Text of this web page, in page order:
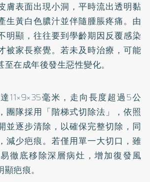
膚表面出現小洞，平時流出透明黏
生黃白色膿汁並伴隨腫脹疼痛。由
明顯，往往要到學齡期因反覆感染
被家長察覺。若未及時治療，可能
在成年後發生惡性變化。
11×9×35毫米，走向長度超過5公
團隊採用「階梯式切除法」，依照
並逐步清除，以確保完整切除，同
減少疤痕。若僅用單一大切口，雖
徹底移除深層病灶，增加復發風
疤痕。